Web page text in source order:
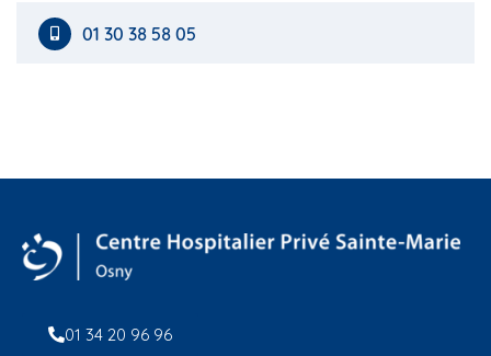
01 30 38 58 05
01 34 20 96 96